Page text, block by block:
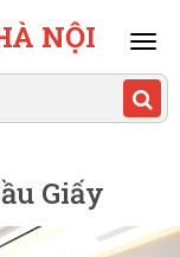
NỘI
Giấy